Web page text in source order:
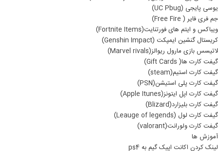
یوسی پایجی (UC Pbug)
جم فری فایر ( Free Fire)
ویباکس و ایتم های فورتنایت(Fortnite Items)
کریستال گنشین ایمپکت (Genshin Impact)
لاتیسس بازی مارول ریوالز(Marvel rivals)
گیفت کارت ها( Gift Cards)
گیفت کارت استیم(steam)
گیفت کارت پلی استیشن(PSN)
گیفت کارت اپل ایتونز(Apple Itunes)
گیفت کارت بلیزارد(Blizard)
گیفت کارت لول (Leauge of legends)
گیفت کارت ولورانت(valorant)
آموزش ها
لینک کردن اکانت اپیک گیم به ps4